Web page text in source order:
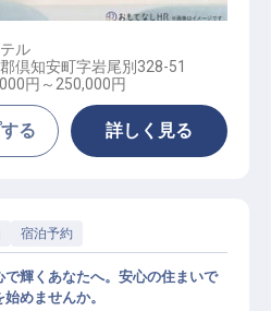
ル
倶知安町字岩尾別328-51
円～ 250,000円
る 詳しく見る
宿泊予約
で輝くあなたへ。安心の住まいで
めませんか。